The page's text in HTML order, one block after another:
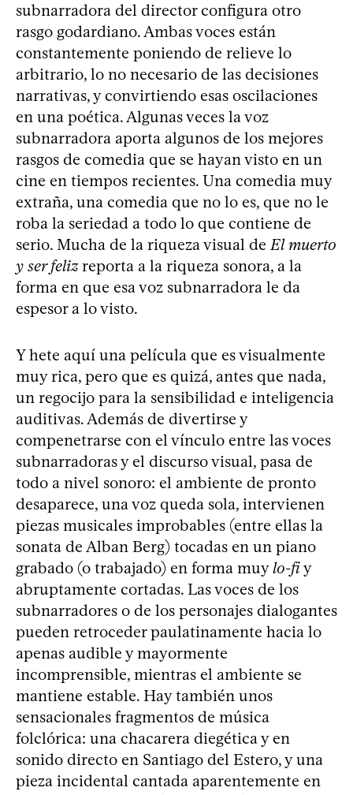
subnarradora del director configura otro
rasgo godardiano. Ambas voces están
constantemente poniendo de relieve lo
arbitrario, lo no necesario de las decisiones
narrativas, y convirtiendo esas oscilaciones
en una poética. Algunas veces la voz
subnarradora aporta algunos de los mejores
rasgos de comedia que se hayan visto en un
cine en tiempos recientes. Una comedia muy
extraña, una comedia que no lo es, que no le
roba la seriedad a todo lo que contiene de
serio. Mucha de la riqueza visual deEl muerto
y ser feliz reporta a la riqueza sonora, a la
forma en que esa voz subnarradora le da
espesor a lo visto.
Y hete aquí una película que es visualmente
muy rica, pero que es quizá, antes que nada,
un regocijo para la sensibilidad e inteligencia
auditivas. Además de divertirse y
compenetrarse con el vínculo entre las voces
subnarradoras y el discurso visual, pasa de
todo a nivel sonoro: el ambiente de pronto
desaparece, una voz queda sola, intervienen
piezas musicales improbables (entre ellas la
sonata de Alban Berg) tocadas en un piano
grabado (o trabajado) en forma muylo-fiy
abruptamente cortadas. Las voces de los
subnarradores o de los personajes dialogantes
pueden retroceder paulatinamente hacia lo
apenas audible y mayormente
incomprensible, mientras el ambiente se
mantiene estable. Hay también unos
sensacionales fragmentos de música
folclórica: una chacarera diegética y en
sonido directo en Santiago del Estero, y una
pieza incidental cantada aparentemente en